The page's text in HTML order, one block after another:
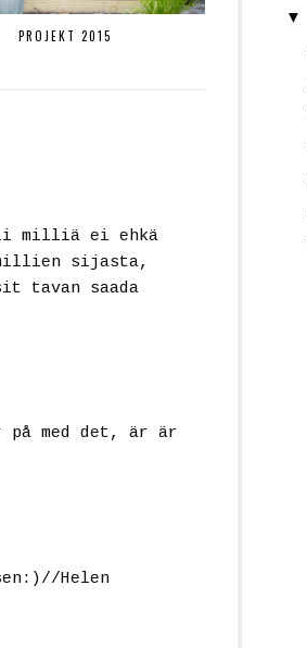
PROJEKT 2015
milliä ei ehkä
sijasta,
tavan saada
på med det, är är
Helen
▼